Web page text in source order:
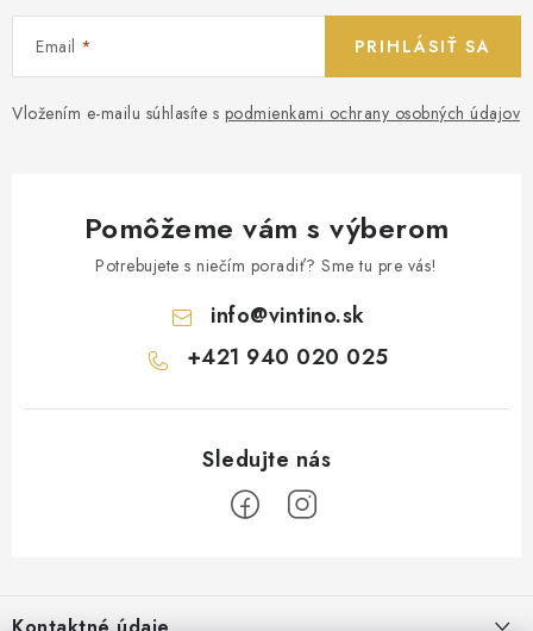
Email
Vložením e-mailu súhlasíte s podmienkami ochrany osobných údajov
PRIHLÁSIŤ SA
Pomôžeme vám s výberom
Potrebujete s niečím poradiť? Sme tu pre vás!
info@vintino.sk
+421 940 020 025